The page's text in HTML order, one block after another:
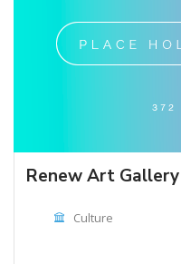
Renew Art Gallery
Culture